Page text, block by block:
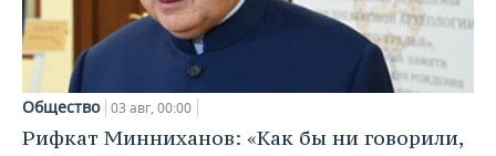
Общество 03 авг, 00:00
Рифкат Минниханов: «Как бы ни говорили,